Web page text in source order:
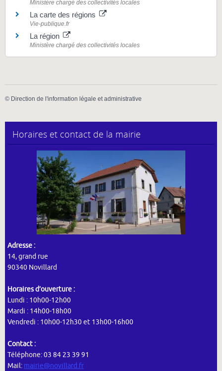
Ministère chargé des collectivités locales
La carte des régions
Vie-publique.fr
La région
Ministère chargé des collectivités locales
© Direction de l'information légale et administrative
Horaires et contact de la mairie
Adresse :
14, grand rue
90340 Novillard
Horaires d’ouverture :
Lundi : 10h00-12h00
Mardi : 14h00-18h00
Vendredi : 10h00-12h30 et 13h00-16h00
Contact :
Téléphone: 03 84 23 39 91
Mail: mairie@novillard.fr